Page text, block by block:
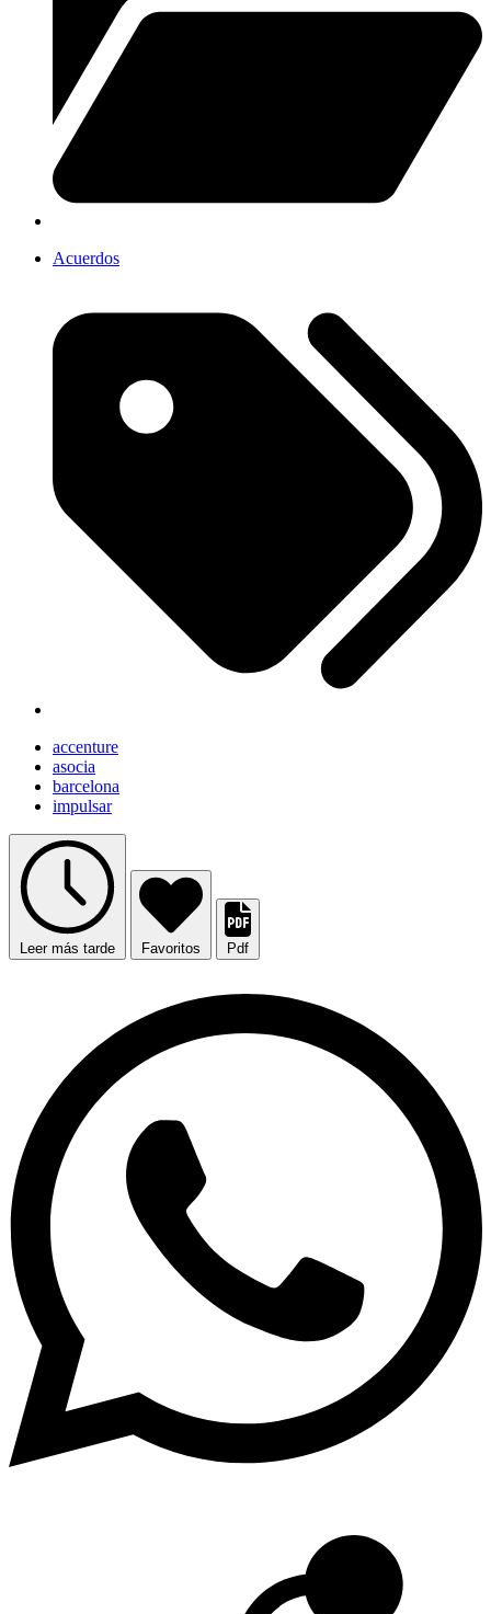
Acuerdos
accenture
asocia
barcelona
impulsar
Leer más tarde Favoritos Pdf